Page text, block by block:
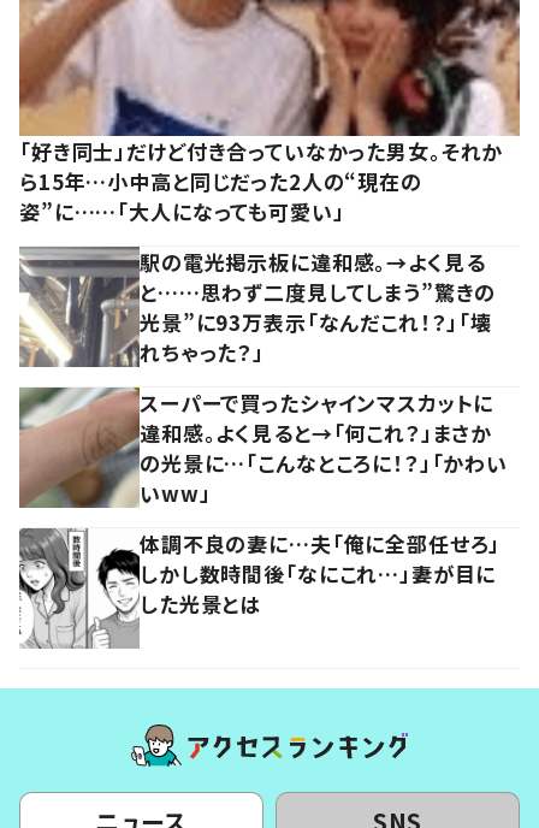
「好き同士」だけど付き合っていなかった男女。それか
ら15年…小中高と同じだった2人の“現在の
姿”に……「大人になっても可愛い」
駅の電光掲示板に違和感。→よく見る
と……思わず二度見してしまう”驚きの
光景”に93万表示「なんだこれ！？」「壊
れちゃった？」
スーパーで買ったシャインマスカットに
違和感。よく見ると→「何これ？」まさか
の光景に…「こんなところに！？」「かわい
いww」
体調不良の妻に…夫「俺に全部任せろ」
しかし数時間後「なにこれ…」妻が目に
した光景とは